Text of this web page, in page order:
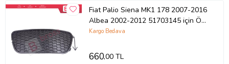
Fiat Palio Siena MK1 178 2007-2016
Albea 2002-2012 51703145 için Ön
Sol Sis Far Çerçevesi Sissiz
Kargo Bedava
660,00 TL